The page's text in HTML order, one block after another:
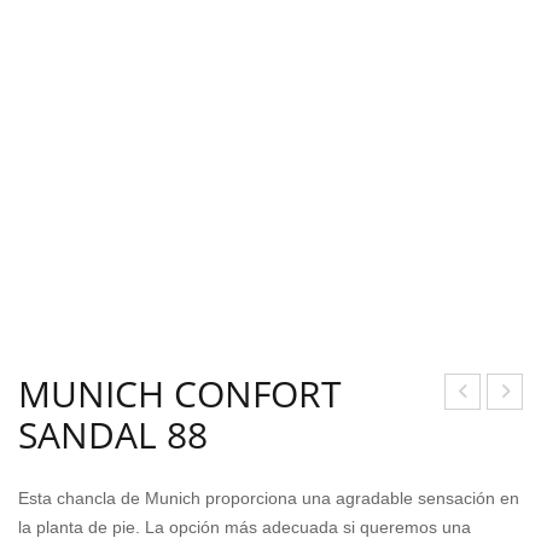
DA
REE
TO
MUNICH CONFORT
SANDAL 88
Esta chancla de Munich proporciona una agradable sensación en
la planta de pie. La opción más adecuada si queremos una